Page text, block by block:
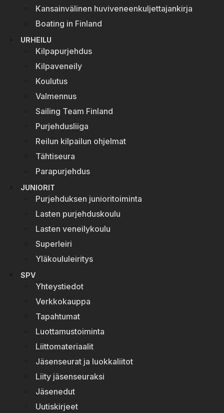
Kansainvälinen huviveneenkuljettajankirja
Boating in Finland
URHEILU
Kilpapurjehdus
Kilpaveneily
Koulutus
Valmennus
Sailing Team Finland
Purjehdusliiga
Reilun kilpailun ohjelmat
Tähtiseura
Parapurjehdus
JUNIORIT
Purjehduksen junioritoiminta
Lasten purjehduskoulu
Lasten veneilykoulu
Superleiri
Yläkoululeiritys
SPV
Yhteystiedot
Verkkokauppa
Tapahtumat
Luottamustoiminta
Liittomateriaalit
Jäsenseurat ja luokkaliitot
Liity jäsenseuraksi
Jäsenedut
Uutiskirjeet